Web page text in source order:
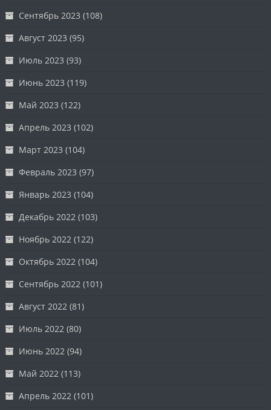
Сентябрь 2023 (108)
Август 2023 (95)
Июль 2023 (93)
Июнь 2023 (119)
Май 2023 (122)
Апрель 2023 (102)
Март 2023 (104)
Февраль 2023 (97)
Январь 2023 (104)
Декабрь 2022 (103)
Ноябрь 2022 (122)
Октябрь 2022 (104)
Сентябрь 2022 (101)
Август 2022 (81)
Июль 2022 (80)
Июнь 2022 (94)
Май 2022 (113)
Апрель 2022 (101)